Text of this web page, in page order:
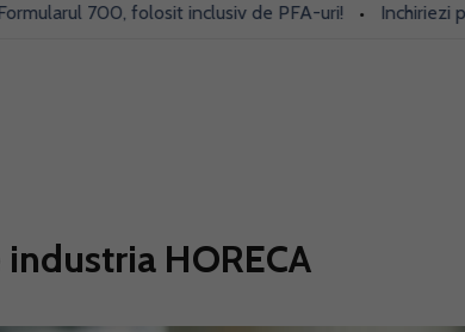
700, folosit inclusiv de PFA-uri! • Inchiriezi prin
HORECA